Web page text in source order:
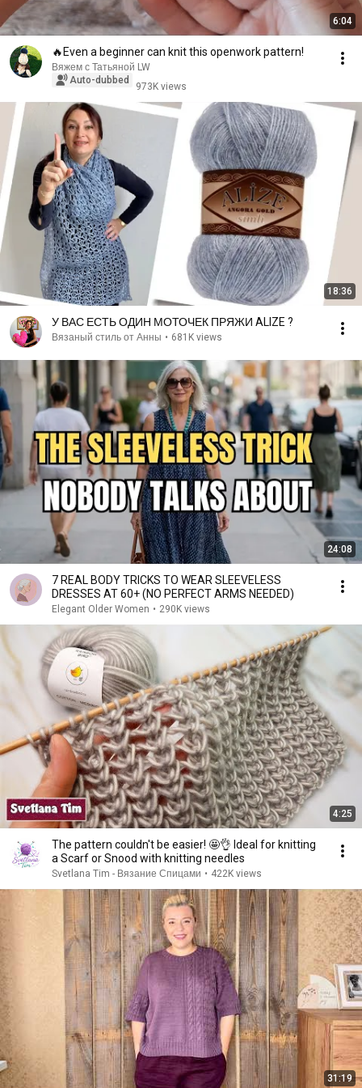
6:04
🔥Even a beginner can knit this openwork pattern!
Вяжем с Татьяной LW
Auto-dubbed
973K views
18:36
У ВАС ЕСТЬ ОДИН МОТОЧЕК ПРЯЖИ ALIZE ?
Вязаный стиль от Анны • 681K views
24:08
7 REAL BODY TRICKS TO WEAR SLEEVELESS
DRESSES AT 60+ (NO PERFECT ARMS NEEDED)
Elegant Older Women • 290K views
4:25
The pattern couldn't be easier! 🤩👌 Ideal for knitting
a Scarf or Snood with knitting needles
Svetlana Tim - Вязание Спицами • 422K views
31:19